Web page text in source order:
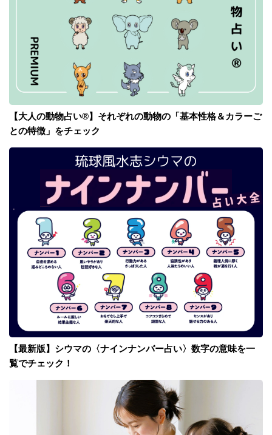
【大人の動物占い®】それぞれの動物の「基本性格＆カラーご
との特徴」をチェック
【最新版】シウマの〈ナインナンバー占い〉数字の意味を一
覧でチェック！